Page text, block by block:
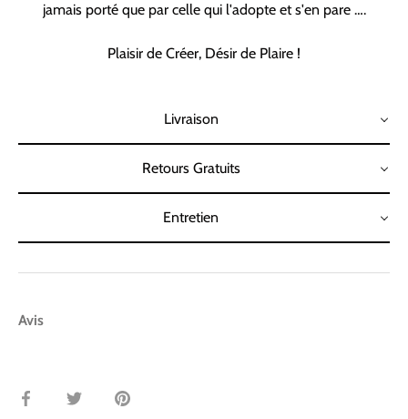
jamais porté que par celle qui l'adopte et s'en pare ….
Plaisir de Créer, Désir de Plaire !
Livraison
Retours Gratuits
Entretien
Avis
PartagerTweeterÉpingler